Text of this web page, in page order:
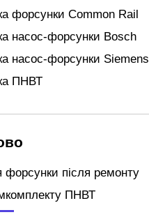
форсунки Common Rail
насос-форсунки Bosch
насос-форсунки Siemens
ПНВТ
форсунки після ремонту
ПНВТ